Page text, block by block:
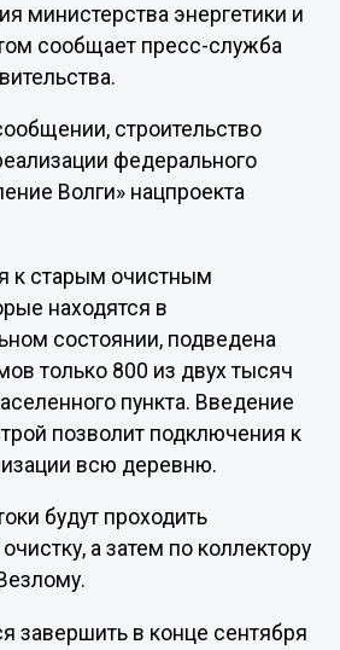
министерства энергетики и
сообщает пресс-служба
строительство
федерального
Волги» нацпроекта
к старым очистным
находятся в
состоянии, подведена
только 800 из двух тысяч
пункта. Введение
позволит подключения к
всю деревню.
будут проходить
а затем по коллектору
завершить в конце сентября